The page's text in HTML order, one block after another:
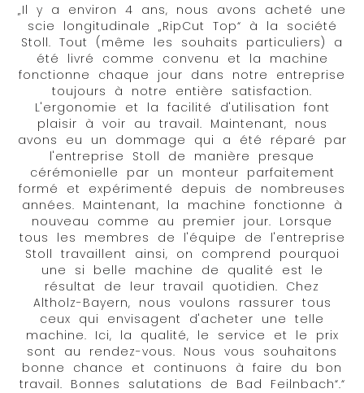
„Il y a environ 4 ans, nous avons acheté une
scie longitudinale „RipCut Top“ à la société
Stoll. Tout (même les souhaits particuliers) a
été livré comme convenu et la machine
fonctionne chaque jour dans notre entreprise
toujours à notre entière satisfaction.
L'ergonomie et la facilité d'utilisation font
plaisir à voir au travail. Maintenant, nous
avons eu un dommage qui a été réparé par
l'entreprise Stoll de manière presque
cérémonielle par un monteur parfaitement
formé et expérimenté depuis de nombreuses
années. Maintenant, la machine fonctionne à
nouveau comme au premier jour. Lorsque
tous les membres de l'équipe de l'entreprise
Stoll travaillent ainsi, on comprend pourquoi
une si belle machine de qualité est le
résultat de leur travail quotidien. Chez
Altholz-Bayern, nous voulons rassurer tous
ceux qui envisagent d'acheter une telle
machine. Ici, la qualité, le service et le prix
sont au rendez-vous. Nous vous souhaitons
bonne chance et continuons à faire du bon
travail. Bonnes salutations de Bad Feilnbach“.“